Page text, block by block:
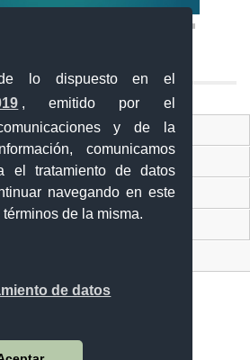
lo dispuesto en el
, emitido por el
y de la
comunicamos
el tratamiento de datos
navegando en este
de la misma.
de datos
Única Virtual
de Comercio Exterior
Abierto
Malecón y Aguirre